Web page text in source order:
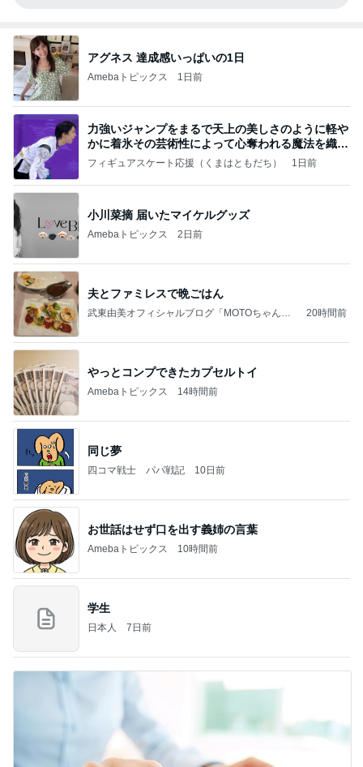
アグネス 達成感いっぱいの1日
Amebaトピックス 1日前
力強いジャンプをまるで天上の美しさのように軽や
かに着氷その芸術性によって心奪われる魔法を織り
なす
フィギュアスケート応援（くまはともだち） 1日前
小川菜摘 届いたマイケルグッズ
Amebaトピックス 2日前
夫とファミレスで晩ごはん
武東由美オフィシャルブログ「MOTOちゃんと
20時間前
やっとコンプできたカプセルトイ
Amebaトピックス 14時間前
同じ夢
四コマ戦士 パパ戦記 10日前
お世話はせず口を出す義姉の言葉
Amebaトピックス 10時間前
学生
日本人 7日前